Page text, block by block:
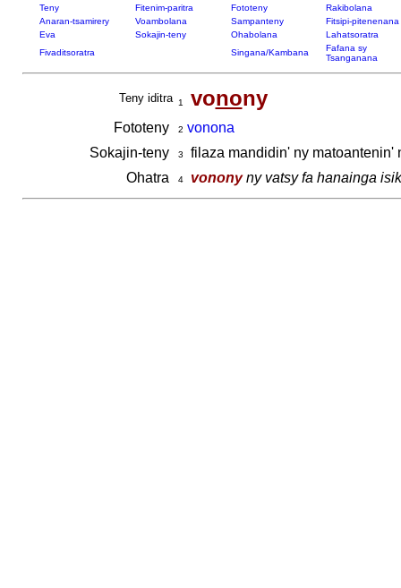
Teny Fitenim-paritra Fototeny
Rakibolana
Anaran-tsamirery
Voambolana Sampanteny
Fitsipi-pitenenana
Eva
Sokajin-teny Ohabolana
Lahatsoratra
Fivaditsoratra
Singana/Kambana
Fafana sy
Tsanganana
Teny iditra 1 vonony
Fototeny 2 vonona
Sokajin-teny
3
filaza mandidin' ny matoantenin'
Ohatra
4 vononyny vatsy fa hanainga